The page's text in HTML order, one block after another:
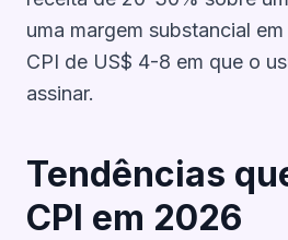
uma margem substancial
CPI de US$ 4-8 em que o
assinar.
Tendências
CPI em 2026